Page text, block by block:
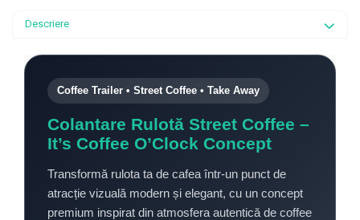
Descriere
Coffee Trailer • Street Coffee • Take Away
Colantare Rulotă Street Coffee –
It’s Coffee O’Clock Concept
Transformă rulota ta de cafea într-un punct de
atracție vizuală modern și elegant, cu un concept
premium inspirat din atmosfera autentică de coffee